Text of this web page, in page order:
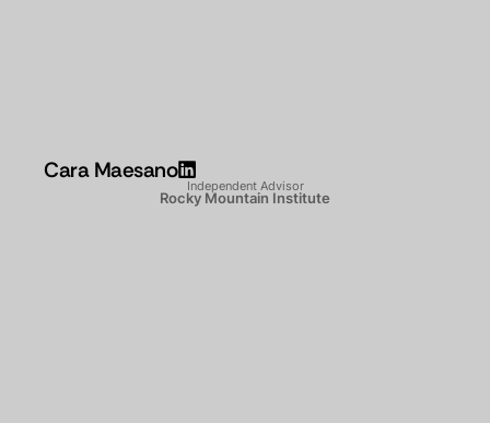
Cara Maesano
Independent Advisor
Rocky Mountain Institute